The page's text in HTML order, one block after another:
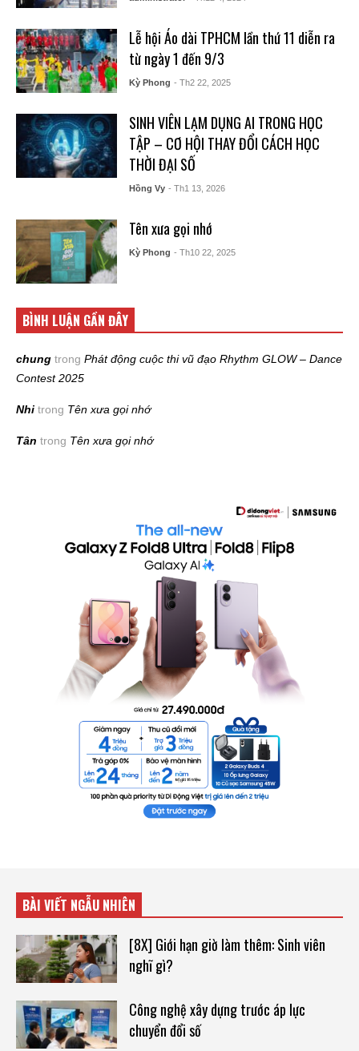
Lễ hội Áo dài TPHCM lần thứ 11 diễn ra
từ ngày 1 đến 9/3
Kỳ Phong - Th2 22, 2025
SINH VIÊN LẠM DỤNG AI TRONG HỌC
TẬP – CƠ HỘI THAY ĐỔI CÁCH HỌC
THỜI ĐẠI SỐ
Hồng Vy - Th1 13, 2026
Tên xưa gọi nhớ
Kỳ Phong - Th10 22, 2025
BÌNH LUẬN GẦN ĐÂY
chung trong Phát động cuộc thi vũ đạo Rhythm GLOW – Dance
Contest 2025
Nhi trong Tên xưa gọi nhớ
Tân trong Tên xưa gọi nhớ
BÀI VIẾT NGẪU NHIÊN
[8X] Giới hạn giờ làm thêm: Sinh viên
nghĩ gì?
Công nghệ xây dựng trước áp lực
chuyển đổi số